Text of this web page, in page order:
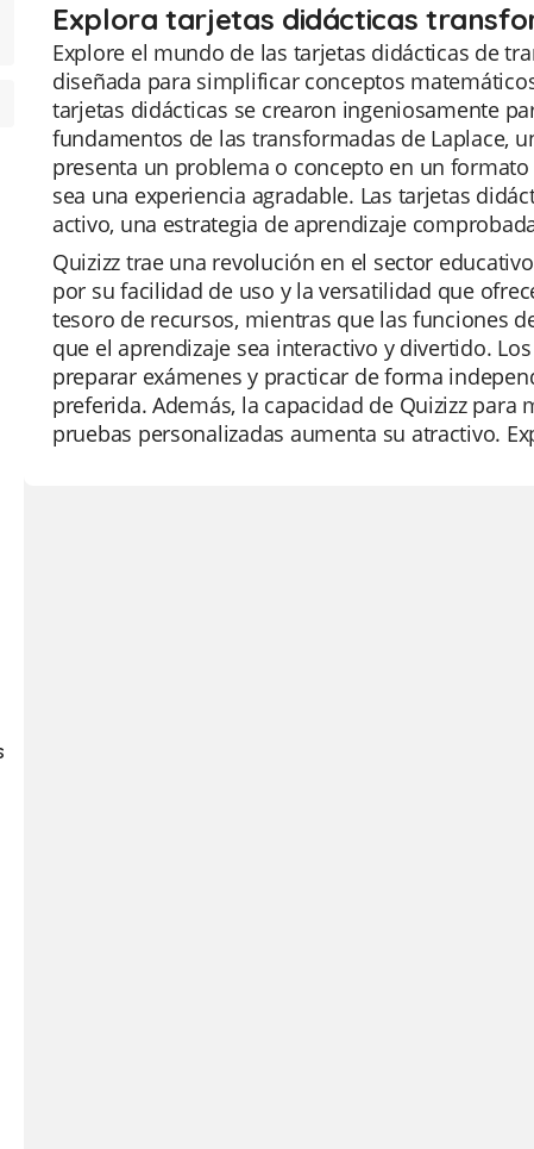
Explora tarjetas didácticas
Explore el mundo de las tarjetas didácticas de
diseñada para simplificar conceptos
tarjetas didácticas se crearon ingeniosamente
fundamentos de las transformadas de Laplace,
presenta un problema o concepto en un
sea una experiencia agradable. Las tarjetas
activo, una estrategia de aprendizaje
Quizizz trae una revolución en el sector
por su facilidad de uso y la versatilidad que
tesoro de recursos, mientras que las funciones
que el aprendizaje sea interactivo y divertido.
preparar exámenes y practicar de forma
preferida. Además, la capacidad de Quizizz
pruebas personalizadas aumenta su atractivo.